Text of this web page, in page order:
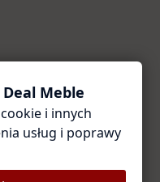
tak
stronę — zwykle
Meble
i innych
usług i poprawy